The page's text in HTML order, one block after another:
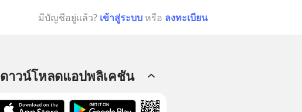
มีบัญชีอยู่แล้ว? เข้าสู่ระบบ หรือ ลงทะเบียน
ดาวน์โหลดแอปพลิเคชัน